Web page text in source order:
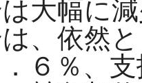
大幅に
、依然
．６％、